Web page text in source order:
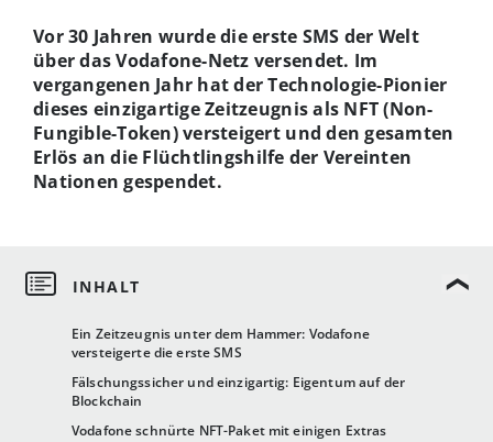
Ein Zeitzeugnis unter dem Hammer: Vodafone
versteigerte die erste SMS
Fälschungssicher und einzigartig: Eigentum auf der
Blockchain
Vodafone schnürte NFT-Paket mit einigen Extras
Vor 30 Jahren wurde die erste SMS der Welt
über das Vodafone-Netz versendet. Im
vergangenen Jahr hat der Technologie-Pionier
dieses einzigartige Zeitzeugnis als NFT (Non-
Fungible-Token) versteigert und den gesamten
Erlös an die Flüchtlingshilfe der Vereinten
Nationen gespendet.